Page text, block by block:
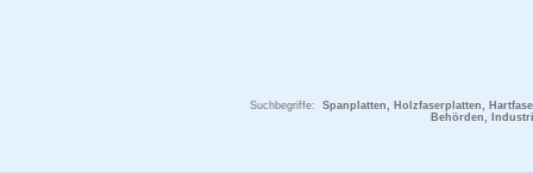
Suchbegriffe: Spanplatten, Holzfaserplatten,
Behörden,